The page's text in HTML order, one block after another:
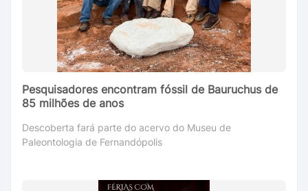
Pesquisadores encontram fóssil de Bauruchus de
85 milhões de anos
Descoberta fará parte do acervo do Museu de
Paleontologia de Fernandópolis